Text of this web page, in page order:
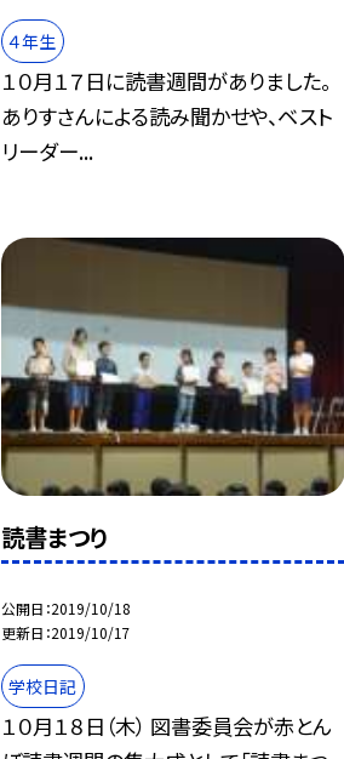
４年生
１０月１７日に読書週間がありました。
ありすさんによる読み聞かせや、ベスト
リーダー...
読書まつり
公開日 2019/10/18
更新日 2019/10/17
学校日記
１０月１８日（木） 図書委員会が赤とん